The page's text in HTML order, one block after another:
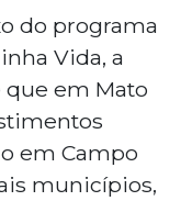
do programa
Vida, a
que em Mato
em Campo
municípios,